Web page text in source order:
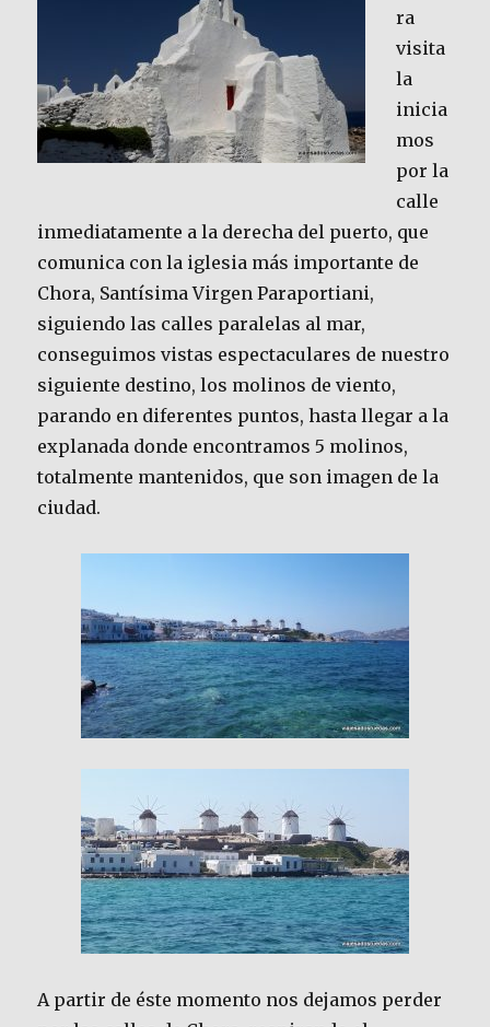
ra
visita
la
inicia
mos
por la
calle
inmediatamente a la derecha del puerto, que
comunica con la iglesia más importante de
Chora, Santísima Virgen Paraportiani,
siguiendo las calles paralelas al mar,
conseguimos vistas espectaculares de nuestro
siguiente destino, los molinos de viento,
parando en diferentes puntos, hasta llegar a la
explanada donde encontramos 5 molinos,
totalmente mantenidos, que son imagen de la
ciudad.
A partir de éste momento nos dejamos perder